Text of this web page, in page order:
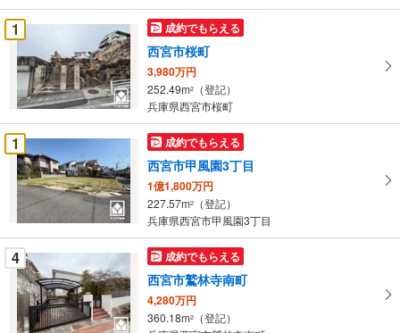
件
を
マ
ペ
ー
ジ
に
保
す
る
1 成約でもらえる
西宮市桜町
3,980万円
252.49m2
（登記）
兵庫県西宮市桜町
1 成約でもらえる
西宮市甲風園3丁目
1億1,800万円
227.57m2
（登記）
兵庫県西宮市甲風園3丁目
4 成約でもらえる
西宮市鷲林寺南町
4,280万円
360.18m2
（登記）